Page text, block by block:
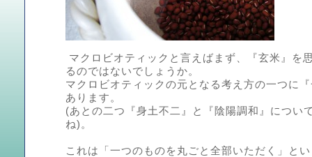
マクロビオティックと言えばまず、『玄米』を
るのではないでしょうか。
マクロビオティックの元となる考え方の一つに
あります。
(あとの二つ『身土不二』と『陰陽調和』につい
ね)。
これは「一つのものを丸ごと全部いただく」と